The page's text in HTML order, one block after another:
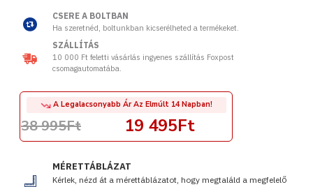
MÉRETTÁBLÁZAT
Kérlek, nézd át a mérettáblázatot, hogy megtaláld a megfelelő
19 495Ft
A Legalacsonyabb Ár Az Elmúlt 14 Napban!
38 995Ft
CSERE A BOLTBAN
Ha szeretnéd, boltunkban kicserélheted a termékeket.
SZÁLLÍTÁS
10 000 Ft feletti vásárlás ingyenes szállítás Foxpost
csomagautomatába.